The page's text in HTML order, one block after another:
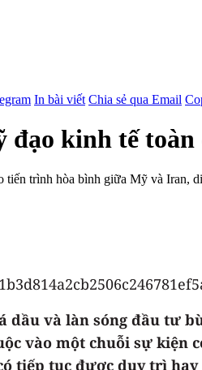
In bài viết Chia sẻ qua Email
kinh tế
trình hòa bình giữa Mỹ và Iran,
dầu và làn sóng đầu tư
vào một chuỗi sự
tiếp tục được duy trì hay